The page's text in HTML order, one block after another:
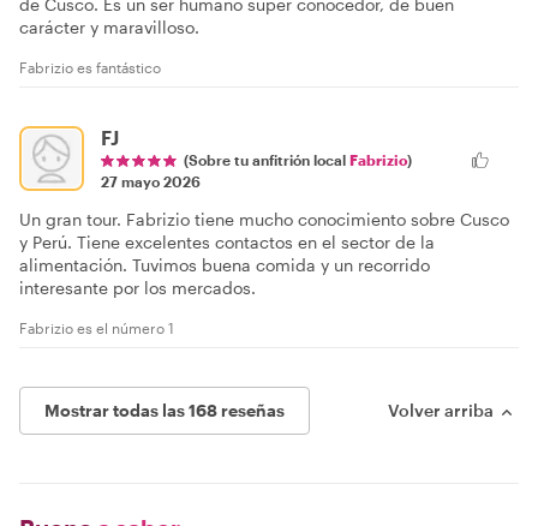
de Cusco. Es un ser humano súper conocedor, de buen
carácter y maravilloso.
Fabrizio es fantástico
FJ
(Sobre tu anfitrión local Fabrizio)
27 mayo 2026
Un gran tour. Fabrizio tiene mucho conocimiento sobre Cusco
y Perú. Tiene excelentes contactos en el sector de la
alimentación. Tuvimos buena comida y un recorrido
interesante por los mercados.
Fabrizio es el número 1
Mostrar todas las 168 reseñas Volver arriba